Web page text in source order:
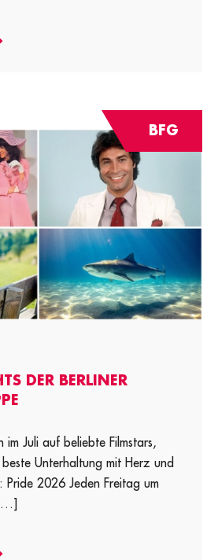
BFG
DER BERLINER
im Juli auf beliebte Filmstars,
Unterhaltung mit Herz und
Pride 2026 Jeden Freitag um